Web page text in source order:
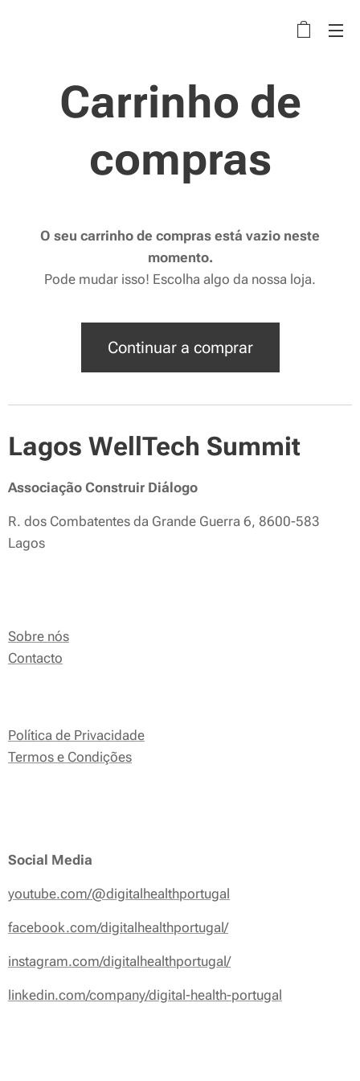
Carrinho de
compras
O seu carrinho de compras está vazio neste
momento.
Pode mudar isso! Escolha algo da nossa loja.
Continuar a comprar
Lagos WellTech Summit
Associação Construir Diálogo
R. dos Combatentes da Grande Guerra 6, 8600-583
Lagos
Sobre nós
Contacto
Política de Privacidade
Termos e Condições
Social Media
youtube.com/@digitalhealthportugal
facebook.com/digitalhealthportugal/
instagram.com/digitalhealthportugal/
linkedin.com/company/digital-health-portugal